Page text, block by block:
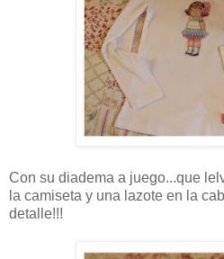
Con su diadema a juego...que
la camiseta y una lazote en la
detalle!!!